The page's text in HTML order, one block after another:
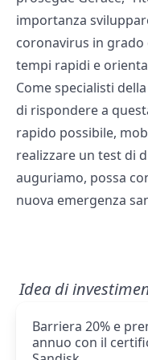
importanza
coronavirus in
tempi rapidi e
Come specialisti
di rispondere a
rapido possibile,
realizzare un test di
auguriamo, possa
nuova emergenza
Idea di
Barriera 20% e
annuo con il